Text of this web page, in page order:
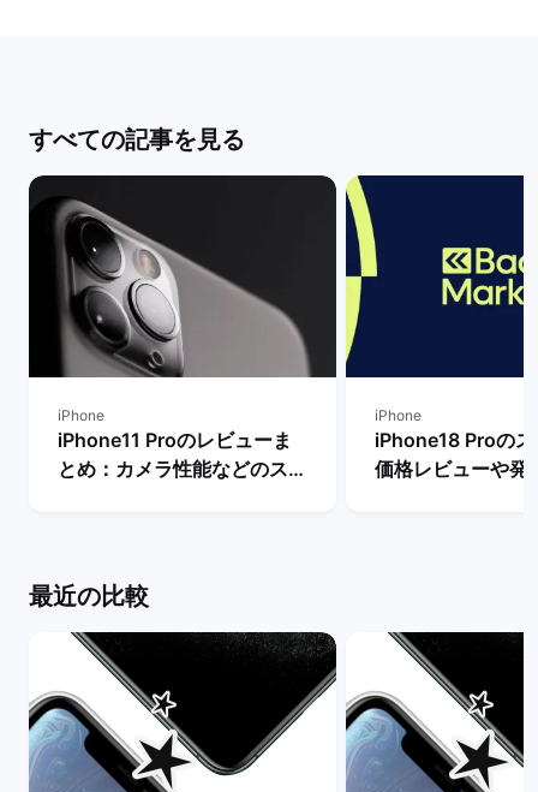
すべての記事を見る
iPhone
iPhone11 Proのレビューま
とめ：カメラ性能などのスペ
iPhone
iPhone18 Proの
価格レビューや発
最近の比較